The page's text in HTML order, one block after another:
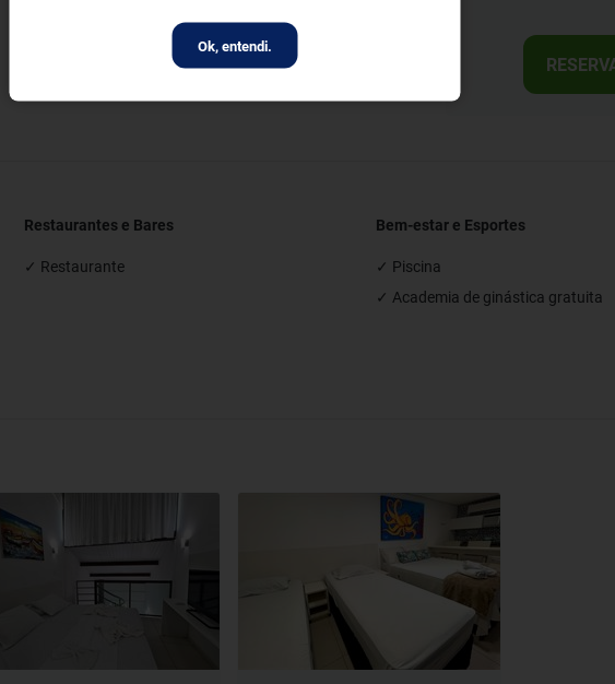
Ok, entendi.
Restaurantes e Bares
✓ Restaurante
Bem-estar e Esportes
✓ Piscina
✓ Academia de ginástica gratuita